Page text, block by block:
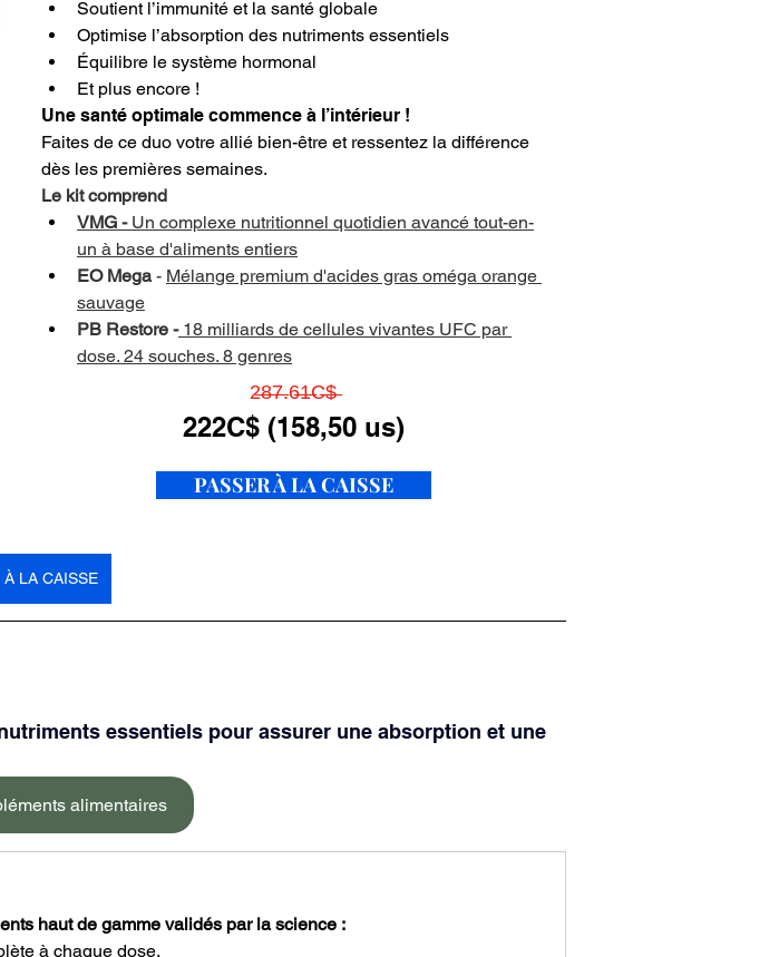
Soutient l’immunité et la santé globale
Optimise l’absorption des nutriments essentiels
Équilibre le système hormonal
Et plus encore !
Une santé optimale commence à l’intérieur !
Faites de ce duo votre allié bien-être et ressentez la différence
dès les premières semaines.
Le kit comprend
VMG - Un complexe nutritionnel quotidien avancé tout-en-
un à base d'aliments entiers
EO Mega - Mélange premium d'acides gras oméga orange
sauvage
PB Restore - 18 milliards de cellules vivantes UFC par
dose. 24 souches. 8 genres
2̶8̶7̶.6̶1̶C̶$̶
222C$ (158,50 us)
PASSER À LA CAISSE
À LA CAISSE
essentiels pour assurer une absorption et une
alimentaires
haut de gamme validés par la science :
à chaque dose.